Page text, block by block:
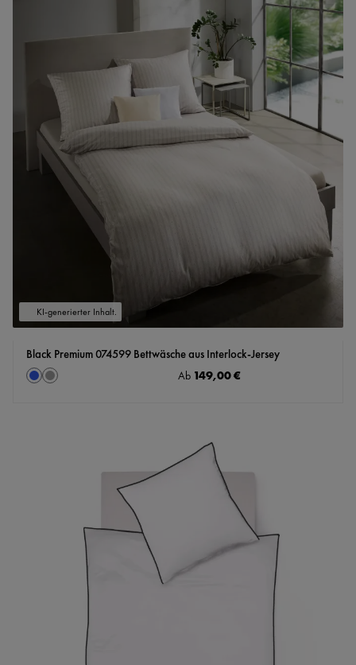
KI-generierter Inhalt.
Black Premium 074599 Bettwäsche aus Interlock-Jersey
Farbeauswählen
blaugrau
Regulärer Preis:
Ab 149,00 €